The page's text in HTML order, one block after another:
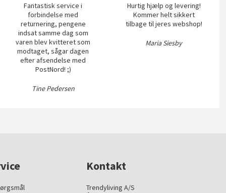
Fantastisk service i
forbindelse med
returnering, pengene
indsat samme dag som
varen blev kvitteret som
modtaget, sågar dagen
efter afsendelse med
PostNord! ;)
Tine Pedersen
Hurtig hjælp og levering!
Kommer helt sikkert
tilbage til jeres webshop!
Maria Siesby
Kontakt
Trendyliving A/S